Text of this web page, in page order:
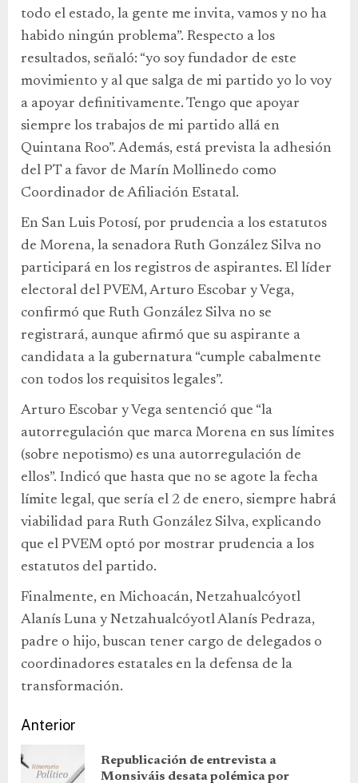
todo el estado, la gente me invita, vamos y no ha
habido ningún problema”. Respecto a los
resultados, señaló: “yo soy fundador de este
movimiento y al que salga de mi partido yo lo voy
a apoyar definitivamente. Tengo que apoyar
siempre los trabajos de mi partido allá en
Quintana Roo”. Además, está prevista la adhesión
del PT a favor de Marín Mollinedo como
Coordinador de Afiliación Estatal.
En San Luis Potosí, por prudencia a los estatutos
de Morena, la senadora Ruth González Silva no
participará en los registros de aspirantes. El líder
electoral del PVEM, Arturo Escobar y Vega,
confirmó que Ruth González Silva no se
registrará, aunque afirmó que su aspirante a
candidata a la gubernatura “cumple cabalmente
con todos los requisitos legales”.
Arturo Escobar y Vega sentenció que “la
autorregulación que marca Morena en sus límites
(sobre nepotismo) es una autorregulación de
ellos”. Indicó que hasta que no se agote la fecha
límite legal, que sería el 2 de enero, siempre habrá
viabilidad para Ruth González Silva, explicando
que el PVEM optó por mostrar prudencia a los
estatutos del partido.
Finalmente, en Michoacán, Netzahualcóyotl
Alanís Luna y Netzahualcóyotl Alanís Pedraza,
padre o hijo, buscan tener cargo de delegados o
coordinadores estatales en la defensa de la
transformación.
Anterior
Republicación de entrevista a
Monsiváis desata polémica por